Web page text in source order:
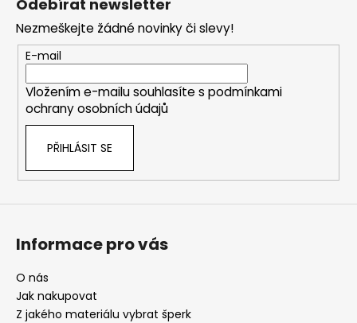
Odebírat newsletter
Nezmeškejte žádné novinky či slevy!
E-mail
Vložením e-mailu souhlasíte s podmínkami
ochrany osobních údajů
PŘIHLÁSIT SE
Informace pro vás
O nás
Jak nakupovat
Z jakého materiálu vybrat šperk